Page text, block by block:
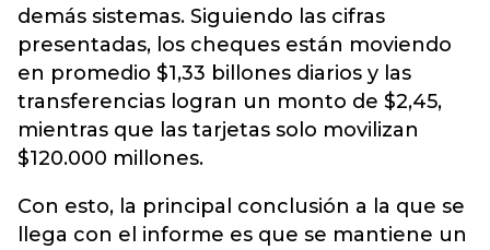
demás sistemas. Siguiendo las cifras
presentadas, los cheques están moviendo
en promedio $1,33 billones diarios y las
transferencias logran un monto de $2,45,
mientras que las tarjetas solo movilizan
$120.000 millones.
Con esto, la principal conclusión a la que se
llega con el informe es que se mantiene un